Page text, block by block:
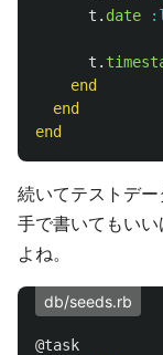
t . date
t .
end
end
end
続いてテストデー
手で書いてもい
よね。
db/seeds.rb
@task